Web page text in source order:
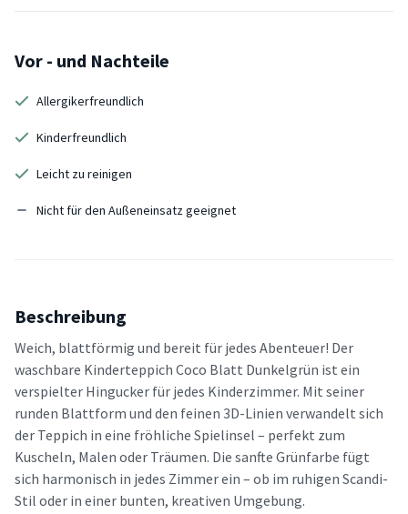
Vor - und Nachteile
Allergikerfreundlich
Kinderfreundlich
Leicht zu reinigen
Nicht für den Außeneinsatz geeignet
Beschreibung
Weich, blattförmig und bereit für jedes Abenteuer! Der
waschbare Kinderteppich Coco Blatt Dunkelgrün ist ein
verspielter Hingucker für jedes Kinderzimmer. Mit seiner
runden Blattform und den feinen 3D-Linien verwandelt sich
der Teppich in eine fröhliche Spielinsel – perfekt zum
Kuscheln, Malen oder Träumen. Die sanfte Grünfarbe fügt
sich harmonisch in jedes Zimmer ein – ob im ruhigen Scandi-
Stil oder in einer bunten, kreativen Umgebung.